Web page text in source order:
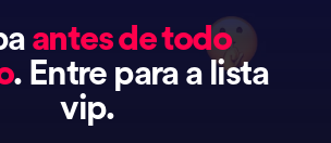
antes de todo
. Entre para a lista
vip.